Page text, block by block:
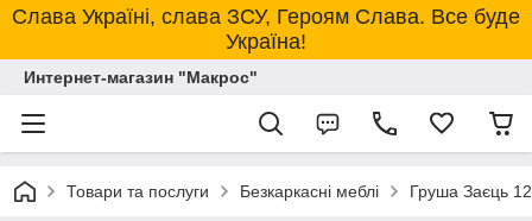
Слава Україні, слава ЗСУ, Героям Слава. Все буде
Україна!
Интернет-магазин "Макрос"
Товари та послуги Безкаркасні меблі Груша Заєць